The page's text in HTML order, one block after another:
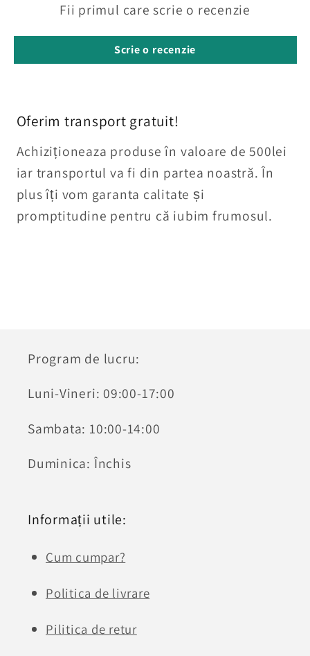
Fii primul care scrie o recenzie
Scrie o recenzie
Oferim transport gratuit!
Achiziționeaza produse în valoare de 500lei
iar transportul va fi din partea noastră. În
plus îți vom garanta calitate și
promptitudine pentru că iubim frumosul.
Program de lucru:
Luni-Vineri: 09:00-17:00
Sambata: 10:00-14:00
Duminica: Închis
Informații utile:
Cum cumpar?
Politica de livrare
Pilitica de retur